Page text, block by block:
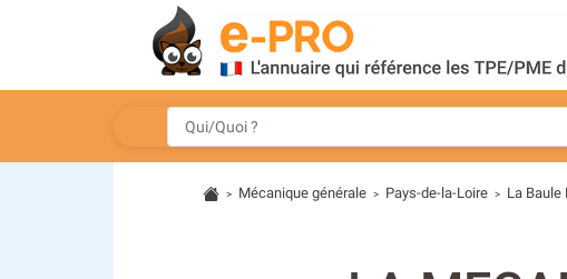
> Mécanique générale > Pays-de-la-Loire > La Baule